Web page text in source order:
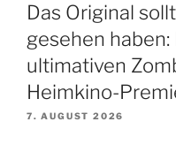
Das Original
gesehen haben:
ultimativen
Heimkino-
7. AUGUST 2026